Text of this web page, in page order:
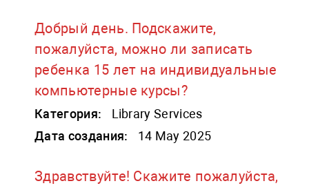
Добрый день. Подскажите,
пожалуйста, можно ли записать
ребенка 15 лет на индивидуальные
компьютерные курсы?
Категория:
Library Services
Дата создания:
14 May 2025
Здравствуйте! Скажите пожалуйста,